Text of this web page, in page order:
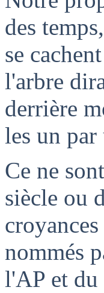
des
se
l'arbre
derrière
les un par
Ce ne
siècle ou
nommés
l'AP et du